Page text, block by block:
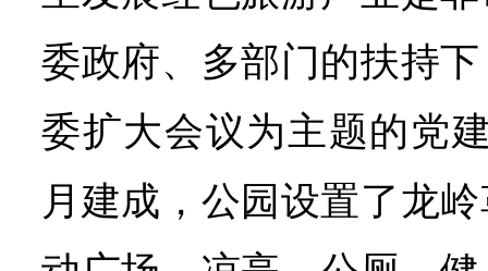
委政府、多部门的扶持
委扩大会议为主题的党
月建成，公园设置了龙